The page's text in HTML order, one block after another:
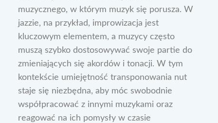
muzycznego, w którym muzyk się porusza. W
jazzie, na przykład, improwizacja jest
kluczowym elementem, a muzycy często
muszą szybko dostosowywać swoje partie do
zmieniających się akordów i tonacji. W tym
kontekście umiejętność transponowania nut
staje się niezbędna, aby móc swobodnie
współpracować z innymi muzykami oraz
reagować na ich pomysły w czasie